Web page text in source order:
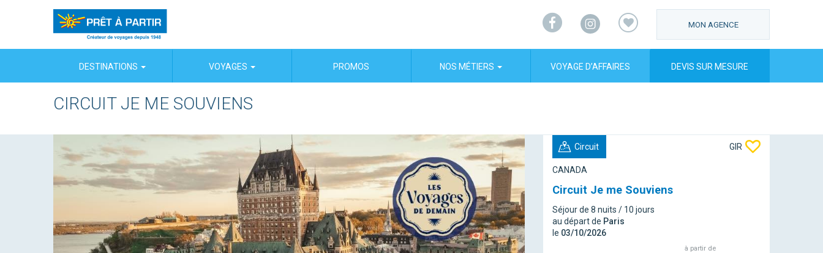
Facebook
Instagram
MON AGENCE
DESTINATIONS VOYAGES PROMOS NOS MÉTIERS VOYAGE D’AFFAIRES DEVIS SUR MESURE
CIRCUIT JE ME SOUVIENS
Circuit GIR
CANADA
Circuit Je me Souviens
Séjour de 8 nuits / 10 jours
au départ de Paris
le 03/10/2026
à partir de